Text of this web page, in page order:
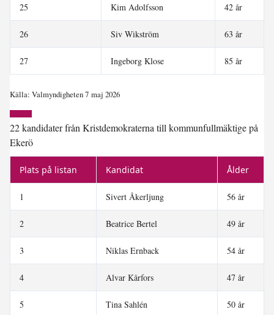
25 Kim Adolfsson 42 år
26 Siv Wikström 63 år
27 Ingeborg Klose 85 år
Källa: Valmyndigheten 7 maj 2026
22 kandidater från Kristdemokraterna till kommunfullmäktige på
Ekerö
Plats på listan Kandidat Ålder
1 Sivert Åkerljung 56 år
2 Beatrice Bertel 49 år
3 Niklas Ernback 54 år
4 Alvar Kårfors 47 år
5 Tina Sahlén 50 år